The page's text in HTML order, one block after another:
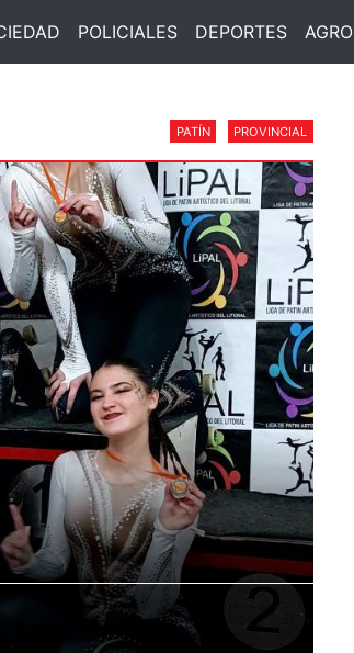
POLICIALES DEPORTES AGRO
PATÍN PROVINCIAL